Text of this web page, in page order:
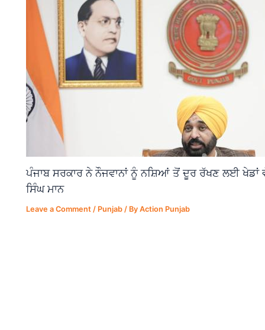
ਪੰਜਾਬ ਸਰਕਾਰ ਨੇ ਨੌਜਵਾਨਾਂ ਨੂੰ ਨਸ਼ਿਆਂ ਤੋਂ ਦੂਰ ਰੱਖਣ ਲਈ ਖੇਡਾਂ
ਸਿੰਘ ਮਾਨ
Leave a Comment / Punjab / ByAction Punjab